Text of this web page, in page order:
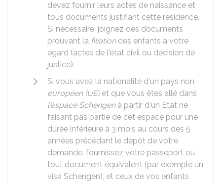
devez fournir leurs actes de naissance et
tous documents justifiant cette résidence.
Si nécessaire, joignez des documents
prouvant la filiationdes enfants à votre
égard (actes de l'état civil ou décision de
justice).
Si vous avez la nationalité d'un pays non
européen (UE)et que vous êtes allé dans
l'espace Schengenà partir d'un Etat ne
faisant pas partie de cet espace pour une
durée inférieure à 3 mois au cours des 5
années précédant le dépôt de votre
demande, fournissez votre passeport ou
tout document équivalent (par exemple un
visa Schengen), et ceux de vos enfants